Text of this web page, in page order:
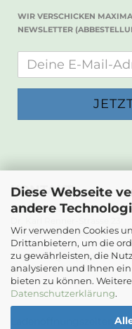
Diese Webseite
andere
Wir verwenden Cookies
Drittanbietern, um die
zu gewährleisten, die
analysieren und Ihnen
bieten zu können.
Datenschutzerklärung.
WIR VERSCHICKEN
NEWSLETTER
KONTAKT
Die Papierwerkstatt
2232 Deutsch-Wagram
Email:
Tel. +43 664 5261978
Kontaktformular